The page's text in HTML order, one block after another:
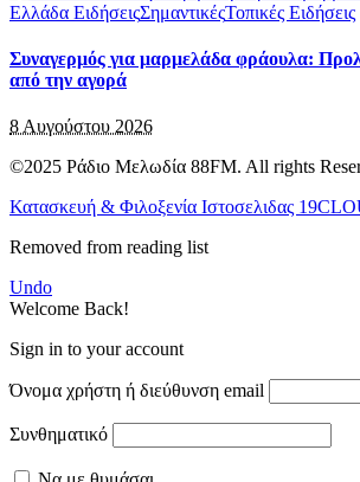
Ελλάδα ΕιδήσειςΣημαντικέςΤοπικές Ειδήσεις
Συναγερμός για μαρμελάδα φράουλα:
από την αγορά
8 Αυγούστου 2026
©2025 Ράδιο Μελωδία 88FM. All rights
Κατασκευή & Φιλοξενία Ιστοσελιδας
Removed from reading list
Undo
Welcome Back!
Sign in to your account
Όνομα χρήστη ή διεύθυνση email
Συνθηματικό